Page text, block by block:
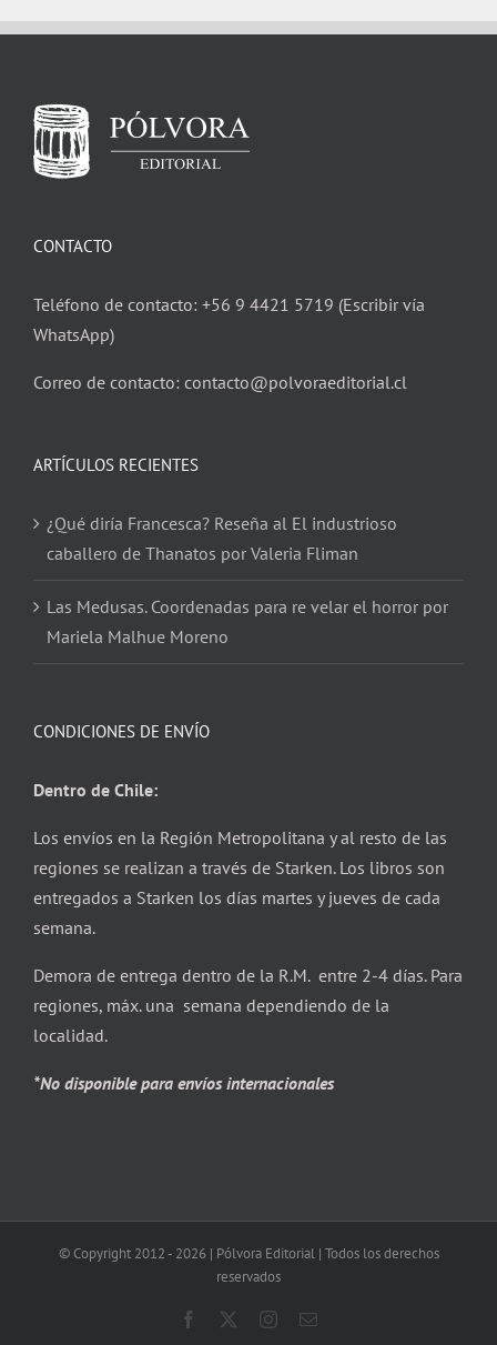
CONTACTO
Teléfono de contacto: +56 9 4421 5719 (Escribir vía
WhatsApp)
Correo de contacto: contacto@polvoraeditorial.cl
ARTÍCULOS RECIENTES
¿Qué diría Francesca? Reseña al El industrioso
caballero de Thanatos por Valeria Fliman
Las Medusas. Coordenadas para re velar el horror por
Mariela Malhue Moreno
CONDICIONES DE ENVÍO
Dentro de Chile:
Los envíos en la Región Metropolitana y al resto de las
regiones se realizan a través de Starken. Los libros son
entregados a Starken los días martes y jueves de cada
semana.
Demora de entrega dentro de la R.M. entre 2-4 días. Para
regiones, máx. una semana dependiendo de la
localidad.
*No disponible para envíos internacionales
© Copyright 2012 - 2026 | Pólvora Editorial | Todos los derechos
reservados
Facebook InstagramCorreo